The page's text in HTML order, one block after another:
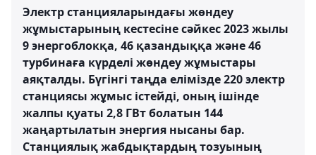
Электр станцияларындағы жөндеу
жұмыстарының кестесіне сәйкес 2023 жылы
9 энергоблокқа, 46 қазандыққа және 46
турбинаға күрделі жөндеу жұмыстары
аяқталды. Бүгінгі таңда елімізде 220 электр
станциясы жұмыс істейді, оның ішінде
жалпы қуаты 2,8 ГВт болатын 144
жаңартылатын энергия нысаны бар.
Станциялық жабдықтардың тозуының